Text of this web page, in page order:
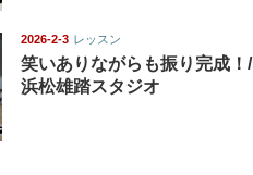
2026-2-3 レッスン
笑いありながらも振り完成！/
浜松雄踏スタジオ